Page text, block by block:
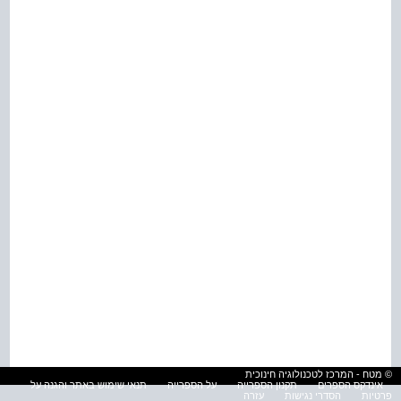
© מטח - המרכז לטכנולוגיה חינוכית
אינדקס הספרים
תקנון הספרייה על הספרייה
תנאי שימוש באתר והגנה על
פרטיות
הסדרי נגישות עזרה